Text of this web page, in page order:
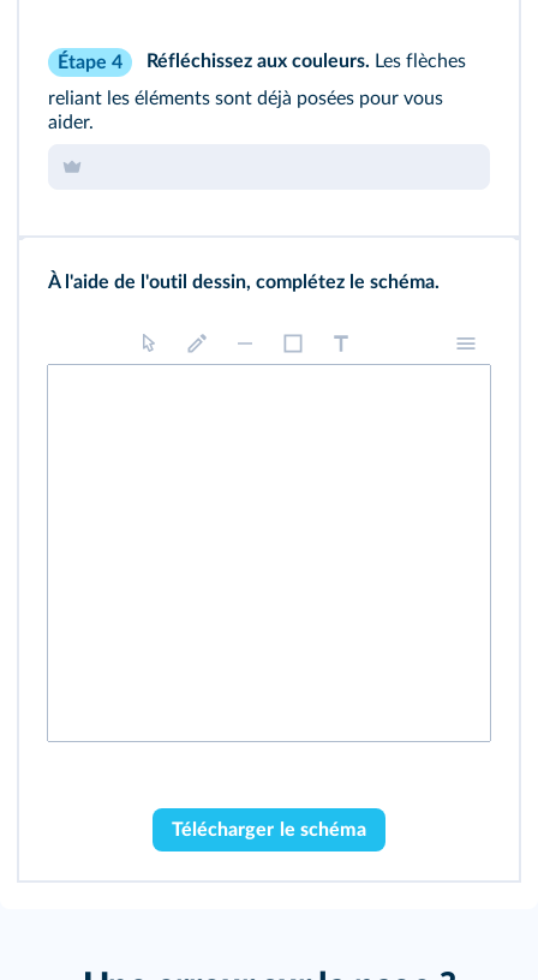
Étape 4 Réfléchissez aux couleurs. Les flèches
reliant les éléments sont déjà posées pour vous
aider.
À l'aide de l'outil dessin, complétez le schéma.
Télécharger le schéma